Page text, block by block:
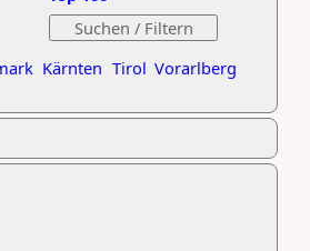
Kärnten Tirol Vorarlberg